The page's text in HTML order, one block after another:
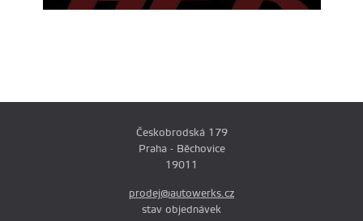
Českobrodská 179
Praha - Běchovice
19011
prodej@autowerks.cz
stav objednávek